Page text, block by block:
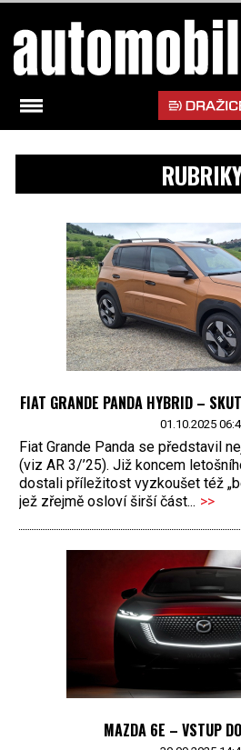
FIAT GRANDE PANDA HYBRID –
01.10.2025
Fiat Grande Panda se představil
(viz AR 3/’25). Již koncem
dostali příležitost vyzkoušet též
jež zřejmě osloví širší část... >>
MAZDA 6E – VSTUP